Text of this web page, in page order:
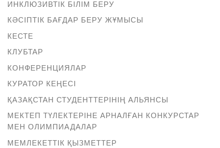
ИНКЛЮЗИВТІК БІЛІМ БЕРУ
КӘСІПТІК БАҒДАР БЕРУ ЖҰМЫСЫ
КЕСТЕ
КЛУБТАР
КОНФЕРЕНЦИЯЛАР
КУРАТОР КЕҢЕСІ
ҚАЗАҚСТАН СТУДЕНТТЕРІНІҢ АЛЬЯНСЫ
МЕКТЕП ТҮЛЕКТЕРІНЕ АРНАЛҒАН КОНКУРСТАР
МЕН ОЛИМПИАДАЛАР
МЕМЛЕКЕТТІК ҚЫЗМЕТТЕР